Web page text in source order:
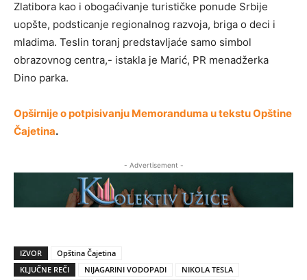
Zlatibora kao i obogaćivanje turističke ponude Srbije
uopšte, podsticanje regionalnog razvoja, briga o deci i
mladima. Teslin toranj predstavljaće samo simbol
obrazovnog centra,- istakla je Marić, PR menadžerka
Dino parka.
Opširnije o potpisivanju Memoranduma u tekstu Opštine
Čajetina.
- Advertisement -
IZVOR
Opština Čajetina
KLJUČNE REČI
NIJAGARINI VODOPADI
NIKOLA TESLA